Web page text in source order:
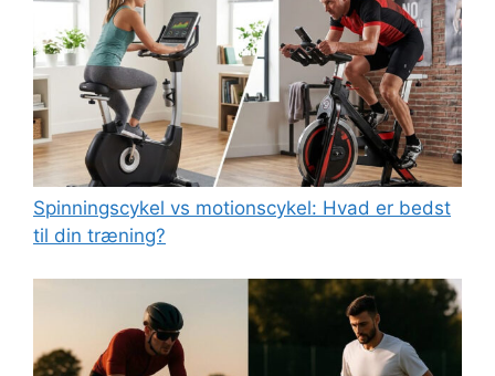
Spinningscykel vs motionscykel: Hvad er bedst
til din træning?